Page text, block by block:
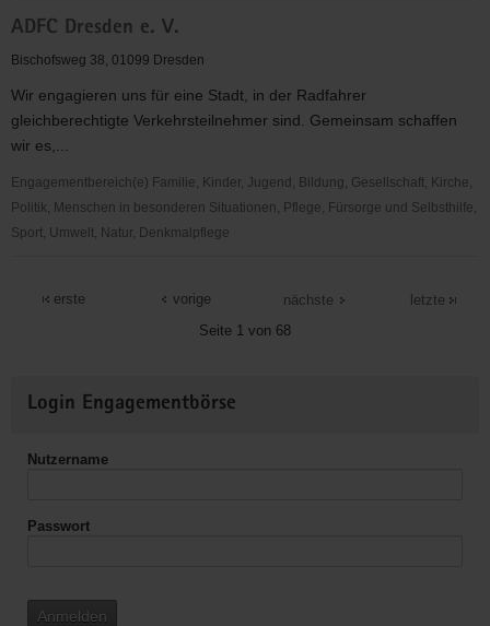
Rennrodel,
Skeleton
Bobsport
des
Dresdner
SC
1898
e.V.
ADFC Dresden e. V.
Bischofsweg 38, 01099 Dresden
Wir engagieren uns für eine Stadt, in der Radfahrer
gleichberechtigte Verkehrsteilnehmer sind. Gemeinsam schaffen
wir es,...
Engagementbereich(e) Familie, Kinder, Jugend, Bildung, Gesellschaft, Kirche,
Politik, Menschen in besonderen Situationen, Pflege, Fürsorge und Selbsthilfe,
Sport, Umwelt, Natur, Denkmalpflege
erste
vorige
Seite 1 von 68
nächste letzte
Informationen
Login Engagementbörse
Nutzername
Passwort
Anmelden